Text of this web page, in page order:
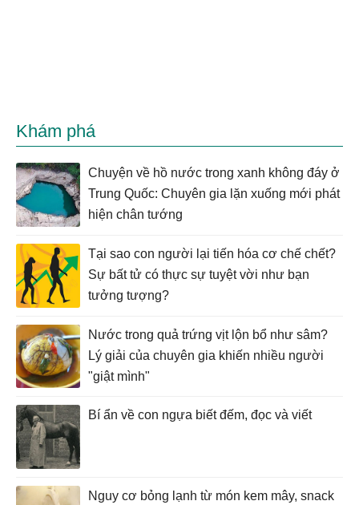
Khám phá
Chuyện về hồ nước trong xanh không đáy ở
Trung Quốc: Chuyên gia lặn xuống mới phát
hiện chân tướng
Tại sao con người lại tiến hóa cơ chế chết?
Sự bất tử có thực sự tuyệt vời như bạn
tưởng tượng?
Nước trong quả trứng vịt lộn bổ như sâm?
Lý giải của chuyên gia khiến nhiều người
"giật mình"
Bí ẩn về con ngựa biết đếm, đọc và viết
Nguy cơ bỏng lạnh từ món kem mây, snack